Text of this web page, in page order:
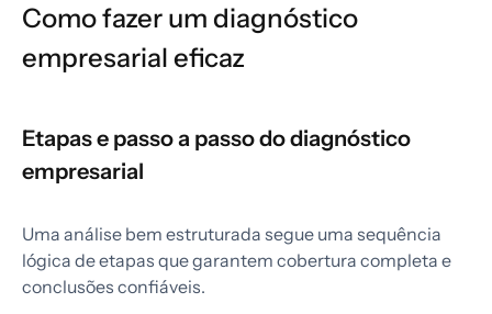
Como fazer um diagnóstico
empresarial eficaz
Etapas e passo a passo do diagnóstico
empresarial
Uma análise bem estruturada segue uma sequência
lógica de etapas que garantem cobertura completa e
conclusões confiáveis.